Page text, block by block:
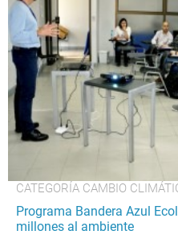
CATEGORÍA CAMBIO
Programa Bandera Azul
millones al ambiente